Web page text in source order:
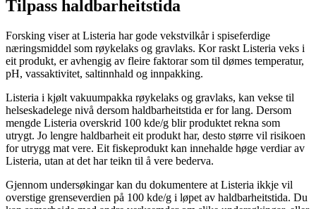
Tilpass haldbarheitstida
Forsking viser at Listeria har gode vekstvilkår i spiseferdige
næringsmiddel som røykelaks og gravlaks. Kor raskt Listeria veks i
eit produkt, er avhengig av fleire faktorar som til dømes temperatur,
pH, vassaktivitet, saltinnhald og innpakking.
Listeria i kjølt vakuumpakka røykelaks og gravlaks, kan vekse til
helseskadelege nivå dersom haldbarheitstida er for lang. Dersom
mengde Listeria overskrid 100 kde/g blir produktet rekna som
utrygt. Jo lengre haldbarheit eit produkt har, desto større vil risikoen
for utrygg mat vere. Eit fiskeprodukt kan innehalde høge verdiar av
Listeria, utan at det har teikn til å vere bederva.
Gjennom undersøkingar kan du dokumentere at Listeria ikkje vil
overstige grenseverdien på 100 kde/g i løpet av haldbarheitstida. Du